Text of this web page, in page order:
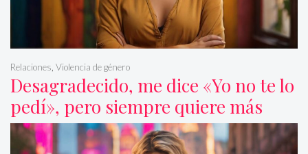
Desagradecido, me dice «Yo no te lo
pedí», pero siempre quiere más
Relaciones, Violencia de género